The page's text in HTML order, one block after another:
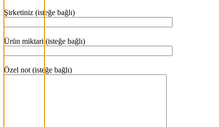
Şirketiniz (isteğe bağlı)
Ürün miktari (isteğe bağlı)
Özel not (isteğe bağlı)